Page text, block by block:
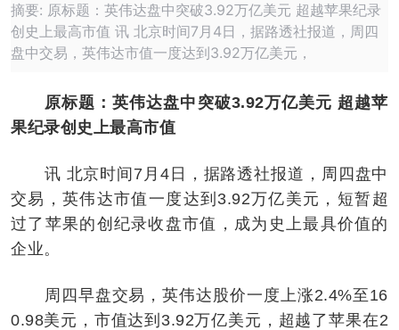
摘要: 原标题：英伟达盘中突破3.92万亿美元 超越苹果纪录
创史上最高市值 讯 北京时间7月4日，据路透社报道，周四
盘中交易，英伟达市值一度达到3.92万亿美元，
原标题：英伟达盘中突破3.92万亿美元 超越苹
果纪录创史上最高市值
讯 北京时间7月4日，据路透社报道，周四盘中
交易，英伟达市值一度达到3.92万亿美元，短暂超
过了苹果的创纪录收盘市值，成为史上最具价值的
企业。
周四早盘交易，英伟达股价一度上涨2.4%至16
0.98美元，市值达到3.92万亿美元，超越了苹果在2